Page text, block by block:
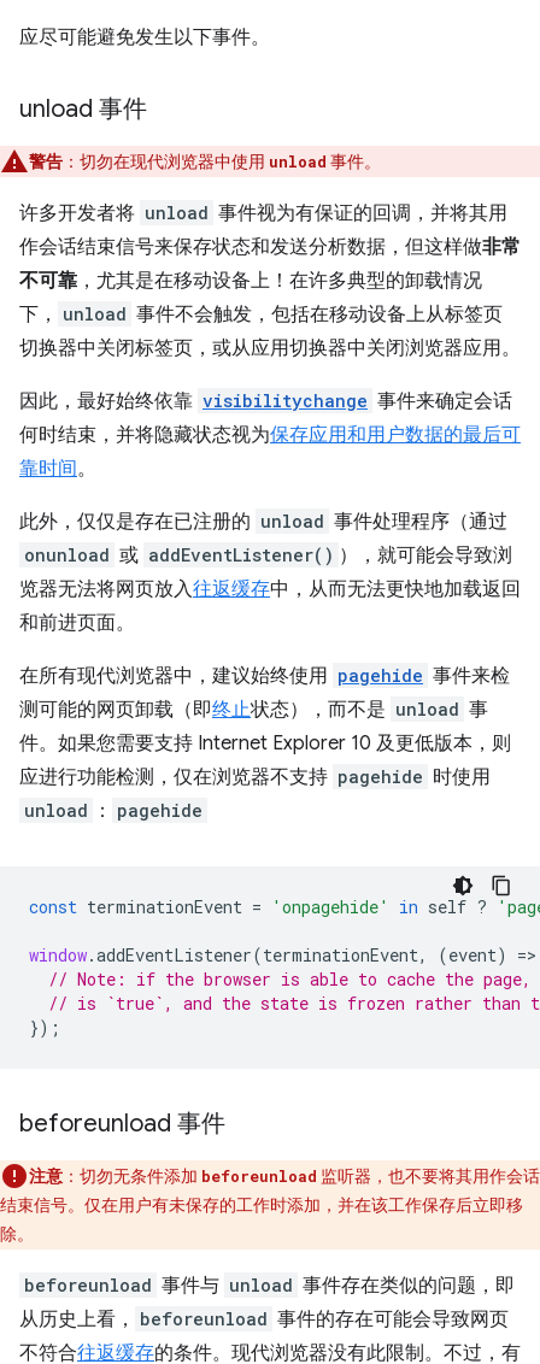
应尽可能避免发生以下事件。
unload 事件
警告 ：切勿在现代浏览器中使用 unload 事件。
许多开发者将 unload 事件视为有保证的回调，并将其用
作会话结束信号来保存状态和发送分析数据，但这样做非常
不可靠 ，尤其是在移动设备上！在许多典型的卸载情况
下，
unload 事件不会触发，包括在移动设备上从标签页
切换器中关闭标签页，或从应用切换器中关闭浏览器应用。
因此，最好始终依靠 visibilitychange 事件来确定会话
何时结束，并将隐藏状态视为保存应用和用户数据的最后可
靠时间。
此外，仅仅是存在已注册的 unload 事件处理程序（通过
onunload 或 addEventListener() ），就可能会导致浏
览器无法将网页放入往返缓存中，从而无法更快地加载返回
和前进页面。
在所有现代浏览器中，建议始终使用 pagehide 事件来检
测可能的网页卸载（即终止状态），而不是 unload 事
件。如果您需要支持 Internet Explorer 10 及更低版本，则
应进行功能检测，仅在浏览器不支持 pagehide 时使用
unload ： pagehide
const terminationEvent = 'onpagehide' in self ?
window.addEventListener(terminationEvent, (event) =>
// Note: if the browser is able to cache the page,
// is `true`, and the state is frozen rather than
});
beforeunload 事件
注意 ：切勿无条件添加 beforeunload 监听器，也不要将其用作会话
结束信号。仅在用户有未保存的工作时添加，并在该工作保存后立即移
除。
beforeunload 事件与 unload 事件存在类似的问题，即
从历史上看，
beforeunload 事件的存在可能会导致网页
不符合往返缓存的条件。现代浏览器没有此限制。不过，有